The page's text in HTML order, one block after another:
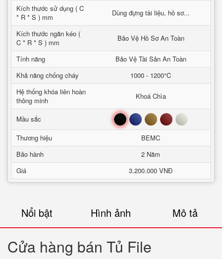
Kích thước sử dụng ( C
* R * S ) mm
Dùng đựng tài liệu, hồ sơ...
Kích thước ngăn kéo (
C * R * S ) mm
Bảo Vệ Hồ Sơ An Toàn
Tính năng
Bảo Vệ Tài Sản An Toàn
Khả năng chống cháy
1000 - 1200°C
Hệ thống khóa liên hoàn
thông minh
Khoá Chìa
Mầu sắc Đen Xanh Nâu Đỏ Trắng
Thương hiệu
BEMC
Bảo hành
2 Năm
Giá
3.200.000 VNĐ
Nổi bật Hình ảnh Mô tả
Cửa hàng bán Tủ File